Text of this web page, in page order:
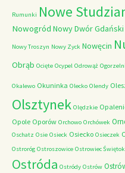
Rumunki Nowe
Nowogród Nowy Dwór Gdański
Nowy Troszyn Nowy Zyck Nowęcin
Obrąb Ocięte Ocypel Odrowąż
Okalewo Okuninka Olecko Olendy
Olsztynek Olędzkie
Opole Oporów Orchowo Orchówek
Oschatz Osie Osieck Osiecko Osieczek
Ostroróg Ostroszowice Ostrowiec
Ostróda Ostródy Ostrów